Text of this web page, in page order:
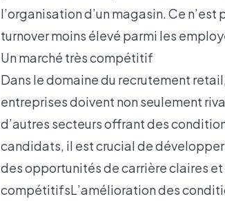
l’organisation d’un magasin. Ce
turnover moins élevé parmi les
Un marché très compétitif
Dans le domaine du recrutement
entreprises doivent non seulement
d’autres secteurs offrant des
candidats, il est crucial de
des opportunités de carrière claires
compétitifsL’amélioration des